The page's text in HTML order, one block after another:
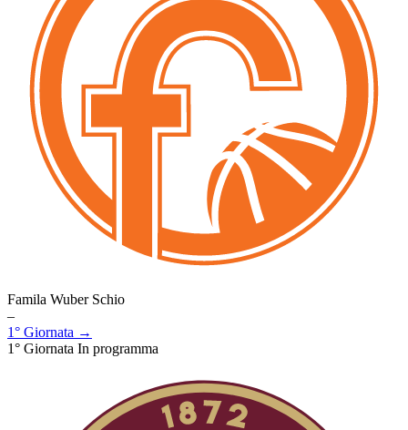
Famila Wuber Schio
–
1° Giornata →
1° Giornata In programma